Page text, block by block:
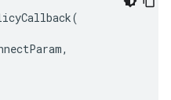
(
,